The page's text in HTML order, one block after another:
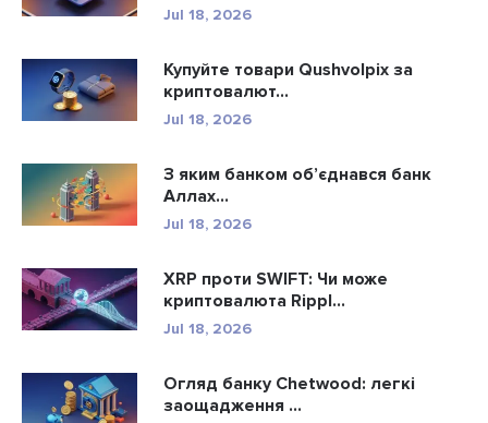
Jul 18, 2026
Купуйте товари Qushvolpix за
криптовалют...
Jul 18, 2026
З яким банком об’єднався банк
Аллах...
Jul 18, 2026
XRP проти SWIFT: Чи може
криптовалюта Rippl...
Jul 18, 2026
Огляд банку Chetwood: легкі
заощадження ...